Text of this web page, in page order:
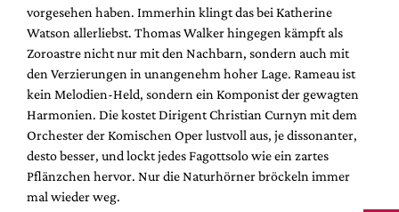
vorgesehen haben. Immerhin klingt das bei Katherine
Watson allerliebst. Thomas Walker hingegen kämpft als
Zoroastre nicht nur mit den Nachbarn, sondern auch mit
den Verzierungen in unangenehm hoher Lage. Rameau ist
kein Melodien-Held, sondern ein Komponist der gewagten
Harmonien. Die kostet Dirigent Christian Curnyn mit dem
Orchester der Komischen Oper lustvoll aus, je dissonanter,
desto besser, und lockt jedes Fagottsolo wie ein zartes
Pflänzchen hervor. Nur die Naturhörner bröckeln immer
mal wieder weg.